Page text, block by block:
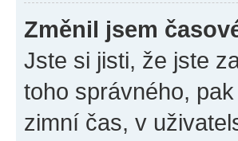
Změnil jsem
Jste si jisti, že jste
toho správného,
zimní čas, v